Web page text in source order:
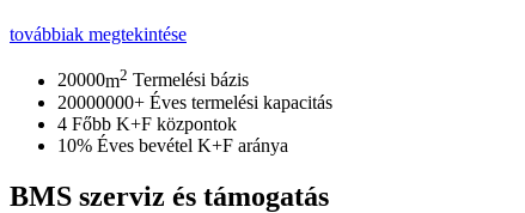
továbbiak megtekintése
20000m2 Termelési bázis
20000000+ Éves termelési kapacitás
4 Főbb K+F központok
10% Éves bevétel K+F aránya
BMS szerviz és támogatás